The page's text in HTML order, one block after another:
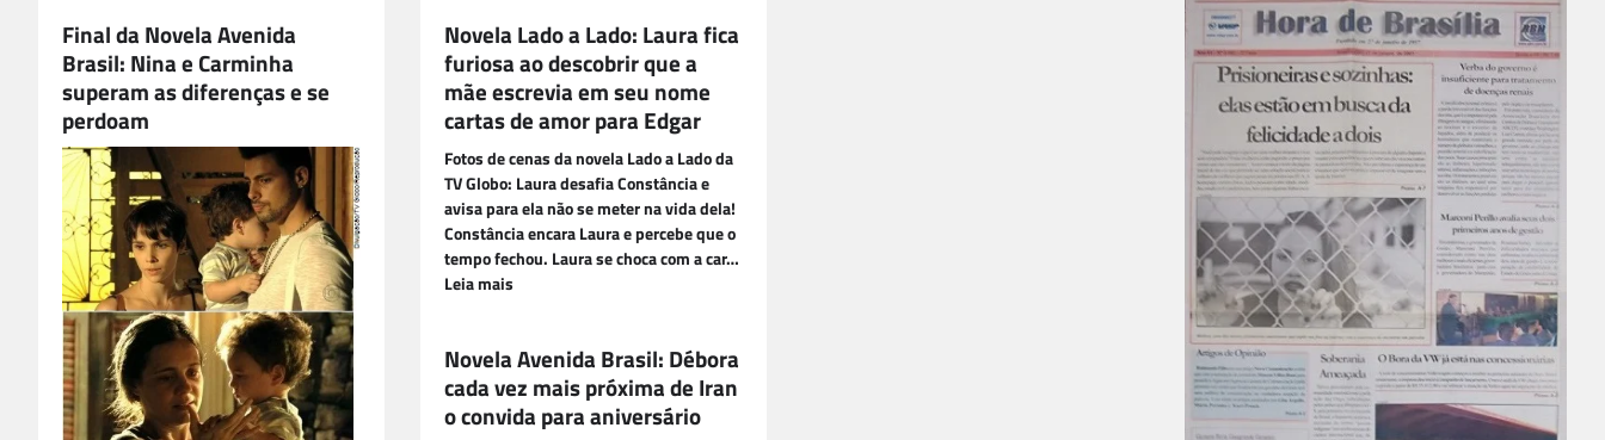
Final da Novela Avenida
Brasil: Nina e Carminha
superam as diferenças e se
perdoam
Novela Lado a Lado: Laura fica
furiosa ao descobrir que a
mãe escrevia em seu nome
cartas de amor para Edgar
Fotos de cenas da novela Lado a Lado da
TV Globo: Laura desafia Constância e
avisa para ela não se meter na vida dela!
Constância encara Laura e percebe que o
tempo fechou. Laura se choca com a car…
Leia mais
Novela Avenida Brasil: Débora
cada vez mais próxima de Iran
o convida para aniversário